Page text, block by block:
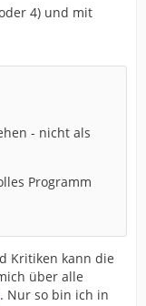
4) und mit
- nicht als
Programm
Kritiken kann die
über alle
Nur so bin ich in